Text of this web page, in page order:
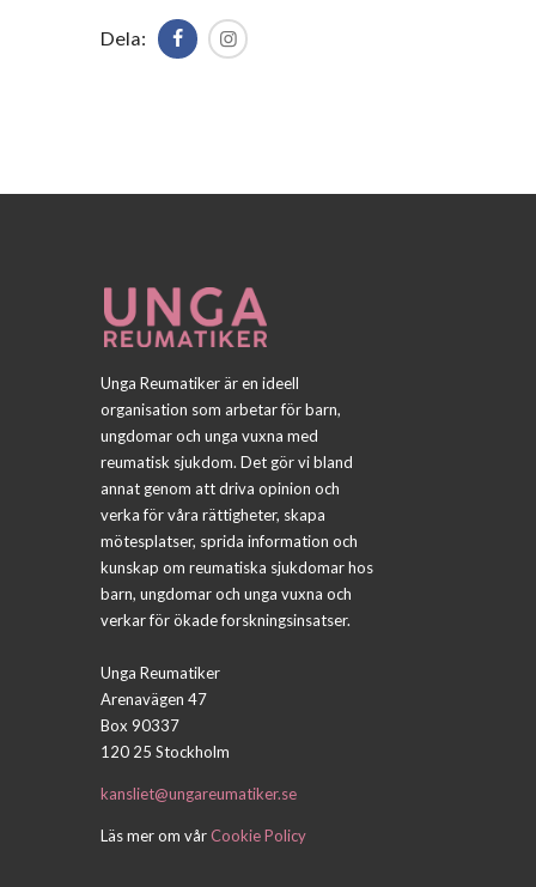
Dela:
Unga Reumatiker är en ideell
organisation som arbetar för barn,
ungdomar och unga vuxna med
reumatisk sjukdom. Det gör vi bland
annat genom att driva opinion och
verka för våra rättigheter, skapa
mötesplatser, sprida information och
kunskap om reumatiska sjukdomar hos
barn, ungdomar och unga vuxna och
verkar för ökade forskningsinsatser.
Unga Reumatiker
Arenavägen 47
Box 90337
120 25 Stockholm
kansliet@ungareumatiker.se
Läs mer om vårCookie Policy